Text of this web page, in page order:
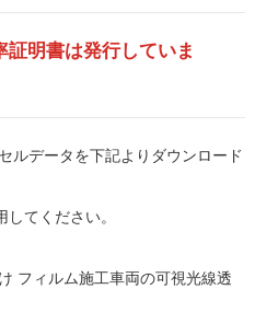
証明書は発行していま
ルデータを下記よりダウンロード
てください。
フィルム施工車両の可視光線透